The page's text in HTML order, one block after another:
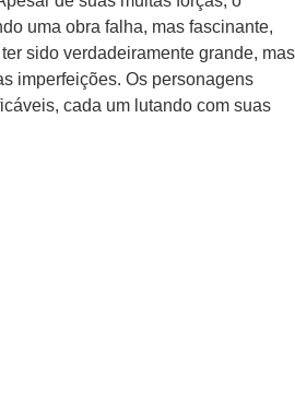
uma obra falha, mas fascinante,
sido verdadeiramente grande, mas
imperfeições. Os personagens
cada um lutando com suas